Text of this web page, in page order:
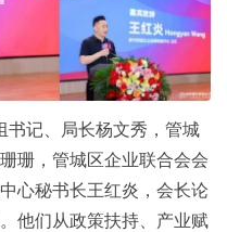
记、局长杨文秀，管城
珊，管城区企业联合会会
心秘书长王红炎，会长论
他们从政策扶持、产业赋